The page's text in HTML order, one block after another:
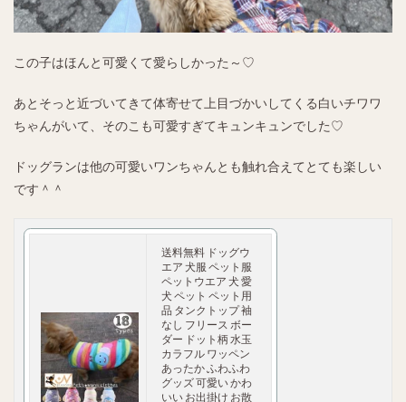
この子はほんと可愛くて愛らしかった～♡
あとそっと近づいてきて体寄せて上目づかいしてくる白いチワワ
ちゃんがいて、そのこも可愛すぎてキュンキュンでした♡
ドッグランは他の可愛いワンちゃんとも触れ合えてとても楽しい
です＾＾
送料無料 ドッグウ
エア 犬服 ペット服
ペットウエア 犬 愛
犬 ペット ペット用
品 タンクトップ 袖
なし フリース ボー
ダー ドット柄 水玉
カラフル ワッペン
あったか ふわふわ
グッズ 可愛い かわ
いい お出掛け お散